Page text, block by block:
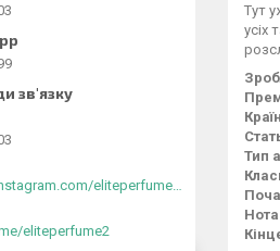
Тут
усіх
Тип
https://www.instagram.com/eliteperfume2030/
eliteperfume2